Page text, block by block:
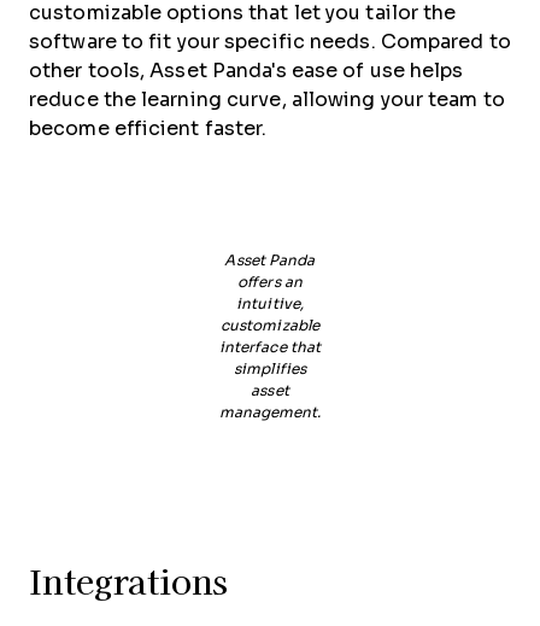
customizable options that let you tailor the
software to fit your specific needs. Compared to
other tools, Asset Panda's ease of use helps
reduce the learning curve, allowing your team to
become efficient faster.
Asset Panda
offers an
intuitive,
customizable
interface that
simplifies
asset
management.
Integrations